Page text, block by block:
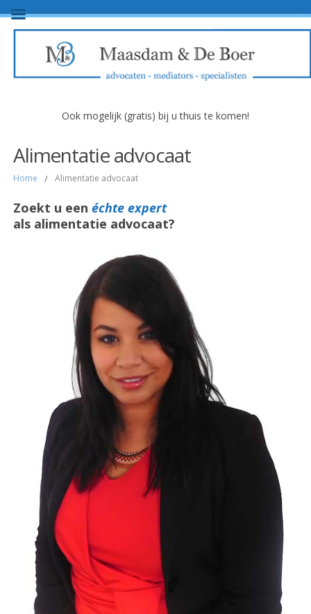
Ook mogelijk (gratis) bij u thuis te komen!
Alimentatie advocaat
Home / Alimentatie advocaat
Zoekt u een échte expert
als alimentatie advocaat?